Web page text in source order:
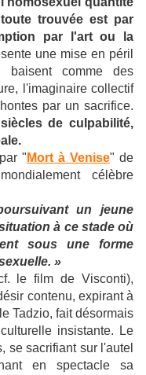
trouvée est par
par l'art ou la
une mise en péril
baisent comme des
l'imaginaire collectif
par un sacrifice.
de culpabilité,
" Mort à Venise" de
célèbre
un jeune
à ce stade où
sous une forme
»
le film de Visconti),
contenu, expirant à
Tadzio, fait désormais
insistante. Le
se sacrifiant sur l'autel
en spectacle sa